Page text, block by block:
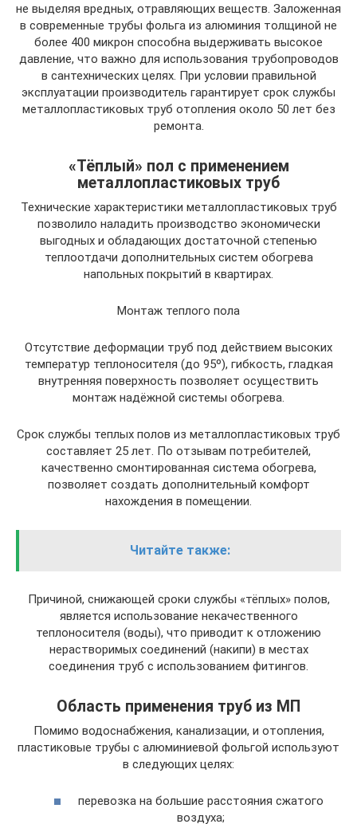
не выделяя вредных, отравляющих веществ. Заложенная
в современные трубы фольга из алюминия толщиной не
более 400 микрон способна выдерживать высокое
давление, что важно для использования трубопроводов
в сантехнических целях. При условии правильной
эксплуатации производитель гарантирует срок службы
металлопластиковых труб отопления около 50 лет без
ремонта.
«Тёплый» пол с применением
металлопластиковых труб
Технические характеристики металлопластиковых труб
позволило наладить производство экономически
выгодных и обладающих достаточной степенью
теплоотдачи дополнительных систем обогрева
напольных покрытий в квартирах.
Монтаж теплого пола
Отсутствие деформации труб под действием высоких
температур теплоносителя (до 95º), гибкость, гладкая
внутренняя поверхность позволяет осуществить
монтаж надёжной системы обогрева.
Срок службы теплых полов из металлопластиковых труб
составляет 25 лет. По отзывам потребителей,
качественно смонтированная система обогрева,
позволяет создать дополнительный комфорт
нахождения в помещении.
Читайте также:
Причиной, снижающей сроки службы «тёплых» полов,
является использование некачественного
теплоносителя (воды), что приводит к отложению
нерастворимых соединений (накипи) в местах
соединения труб с использованием фитингов.
Область применения труб из МП
Помимо водоснабжения, канализации, и отопления,
пластиковые трубы с алюминиевой фольгой используют
в следующих целях:
перевозка на большие расстояния сжатого
воздуха;